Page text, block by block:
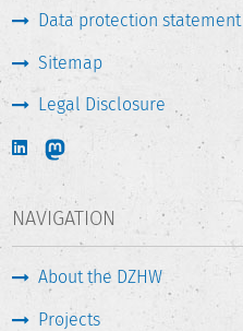
Data protection statement
Sitemap
Legal Disclosure
NAVIGATION
About the DZHW
Projects